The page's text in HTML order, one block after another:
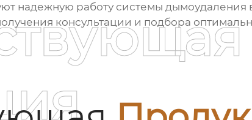
надежную работу системы дымоудаления
консультации и подбора